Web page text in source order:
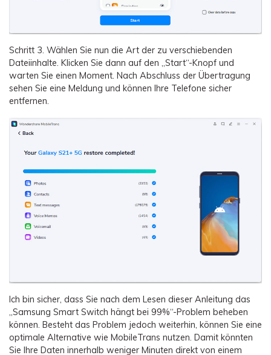
Schritt 3. Wählen Sie nun die Art der zu verschiebenden
Dateiinhalte. Klicken Sie dann auf den „Start“-Knopf und
warten Sie einen Moment. Nach Abschluss der Übertragung
sehen Sie eine Meldung und können Ihre Telefone sicher
entfernen.
Ich bin sicher, dass Sie nach dem Lesen dieser Anleitung das
„Samsung Smart Switch hängt bei 99%“-Problem beheben
können. Besteht das Problem jedoch weiterhin, können Sie eine
optimale Alternative wie MobileTrans nutzen. Damit könnten
Sie Ihre Daten innerhalb weniger Minuten direkt von einem